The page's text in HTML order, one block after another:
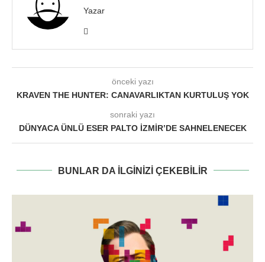
Yazar
önceki yazı
KRAVEN THE HUNTER: CANAVARLIKTAN KURTULUŞ YOK
sonraki yazı
DÜNYACA ÜNLÜ ESER PALTO İZMIR’DE SAHNELENECEK
BUNLAR DA ILGINIZI ÇEKEBILIR